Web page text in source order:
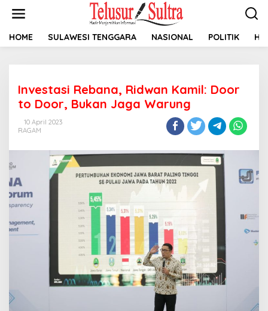
t
HOME SULAWESI TENGGARA NASIONAL POLITIK
Investasi Rebana, Ridwan Kamil: Door
to Door, Bukan Jaga Warung
10 April 2023
RAGAM